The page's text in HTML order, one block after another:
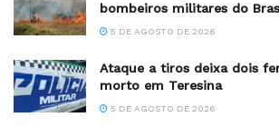
bombeiros militares do
5 DE AGOSTO DE 2026
Ataque a tiros deixa dois
morto em Teresina
5 DE AGOSTO DE 2026